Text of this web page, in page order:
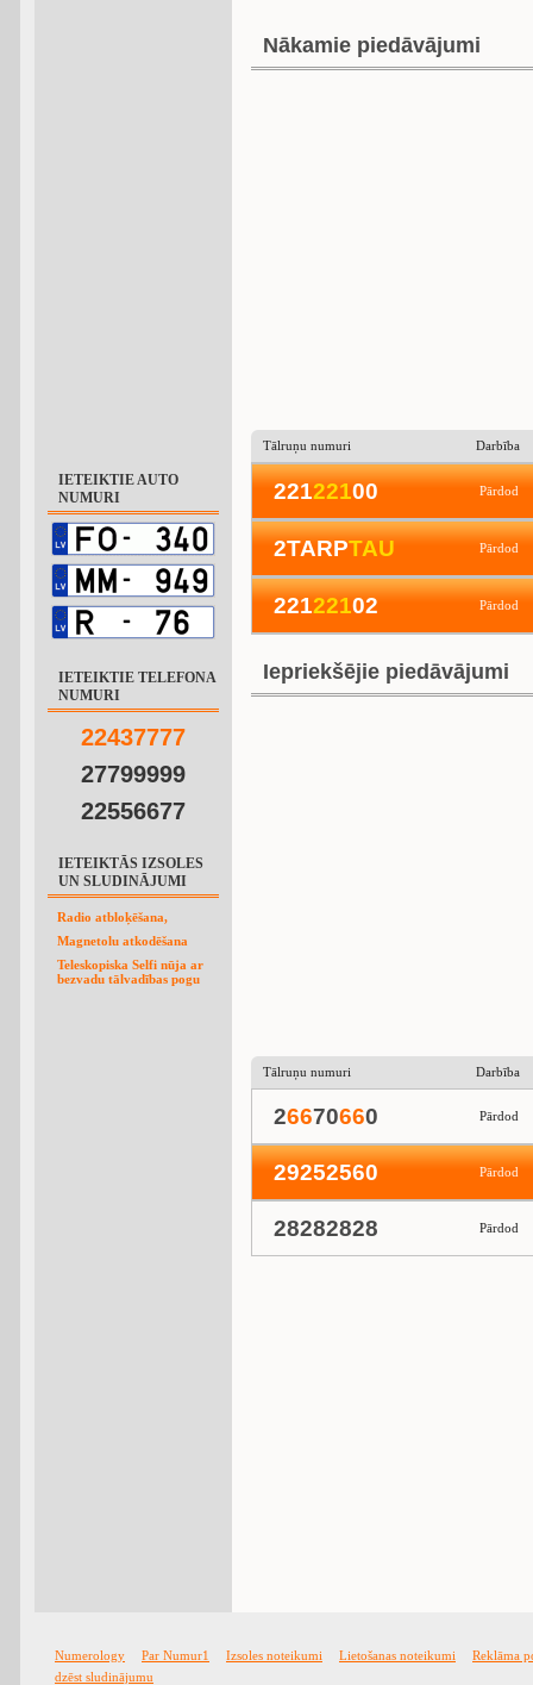
IETEIKTIE AUTO
NUMURI
IETEIKTIE TELEFONA
NUMURI
22437777
27799999
22556677
IETEIKTĀS IZSOLES
UN SLUDINĀJUMI
Radio atbloķēšana,
Magnetolu atkodēšana
Teleskopiska Selfi nūja ar
bezvadu tālvadības pogu
Nākamie piedāvājumi
Tālruņu numuri Darbība
22122100 Pārdod
2TARPTAU Pārdod
22122102 Pārdod
Iepriekšējie piedāvājumi
Tālruņu numuri Darbība
26670660 Pārdod
29252560 Pārdod
28282828 Pārdod
Numerology Par Numur1 Izsoles noteikumi Lietošanas noteikumi
Reklāma
dzēst sludinājumu